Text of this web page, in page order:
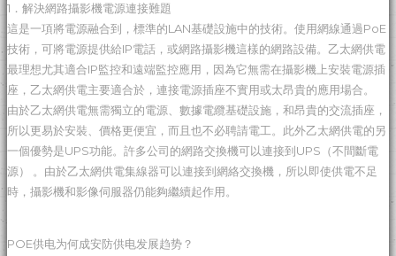
1．解決網路攝影機電源連接難題
這是一項將電源融合到，標準的LAN基礎設施中的技術。使用網線通過PoE
技術，可將電源提供給IP電話，或網路攝影機這樣的網路設備。乙太網供電
最理想尤其適合IP監控和遠端監控應用，因為它無需在攝影機上安裝電源插
座，乙太網供電主要適合於，連接電源插座不實用或太昂貴的應用場合。
由於乙太網供電無需獨立的電源、數據電纜基礎設施，和昂貴的交流插座，
所以更易於安裝、價格更便宜，而且也不必聘請電工。此外乙太網供電的另
一個優勢是UPS功能。許多公司的網路交換機可以連接到UPS（不間斷電
源） 。由於乙太網供電集線器可以連接到網絡交換機，所以即使供電不足
時，攝影機和影像伺服器仍能夠繼續起作用。
POE供电为何成安防供电发展趋势？